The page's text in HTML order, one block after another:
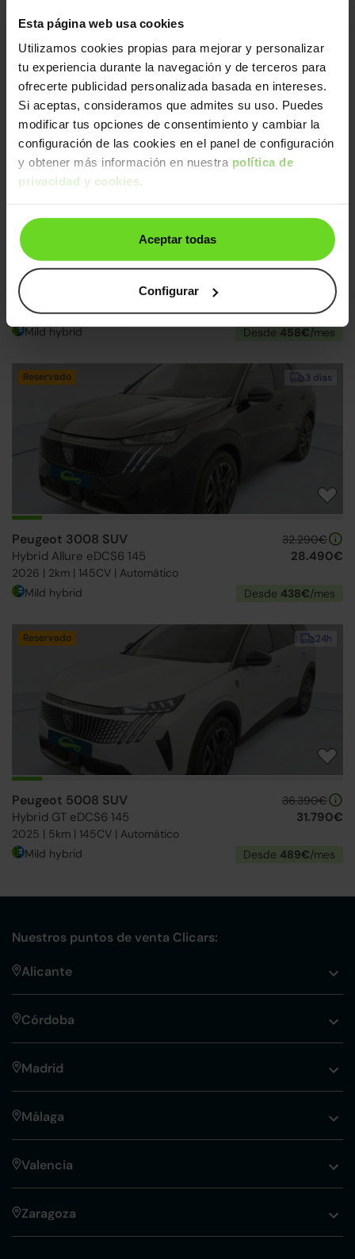
Esta página web usa cookies
Utilizamos cookies propias para mejorar y personalizar
tu experiencia durante la navegación y de terceros para
ofrecerte publicidad personalizada basada en intereses.
Si aceptas, consideramos que admites su uso. Puedes
modificar tus opciones de consentimiento y cambiar la
configuración de las cookies en el panel de configuración
y obtener más información en nuestra política de
privacidad y cookies.
Aceptar todas
Configurar
Peugeot 5008 SUV
Hybrid GT eDCS6 145
2025 | 10km | 145CV | Automático
Mild hybrid Desde508€/mes
km0: -33% sobre nuevo
Peugeot 3008 SUV
Hybrid GT eDCS6 145
2025 | 4km | 145CV | Automático
33.690€
29.690€
Mild hybrid Desde 458€/mes
3 días
Reservado
Peugeot 3008 SUV
Hybrid Allure eDCS6 145
2026 | 2km | 145CV | Automático
32.290€
28.490€
Mild hybrid Desde 438€/mes
24h
Reservado
Peugeot 5008 SUV
Hybrid GT eDCS6 145
2025 | 5km | 145CV | Automático
36.390€
31.790€
Mild hybrid Desde 489€/mes
Nuestros puntos de venta Clicars:
Alicante
Córdoba
Madrid
Málaga
Valencia
Zaragoza